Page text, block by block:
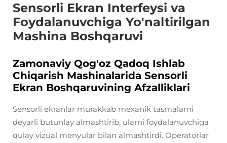
Sensorli Ekran Interfeysi va
Foydalanuvchiga Yo'naltirilgan
Mashina Boshqaruvi
Zamonaviy Qog'oz Qadoq Ishlab
Chiqarish Mashinalarida Sensorli
Ekran Boshqaruvining Afzalliklari
Sensorli ekranlar murakkab mexanik tasmalarni
deyarli butunlay almashtirib, ularni foydalanuvchiga
qulay vizual menyular bilan almashtirdi. Operatorlar